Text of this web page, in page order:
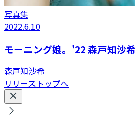
写真集
2022.6.10
モーニング娘。'22 森戸知沙
森戸知沙希
リリーストップへ